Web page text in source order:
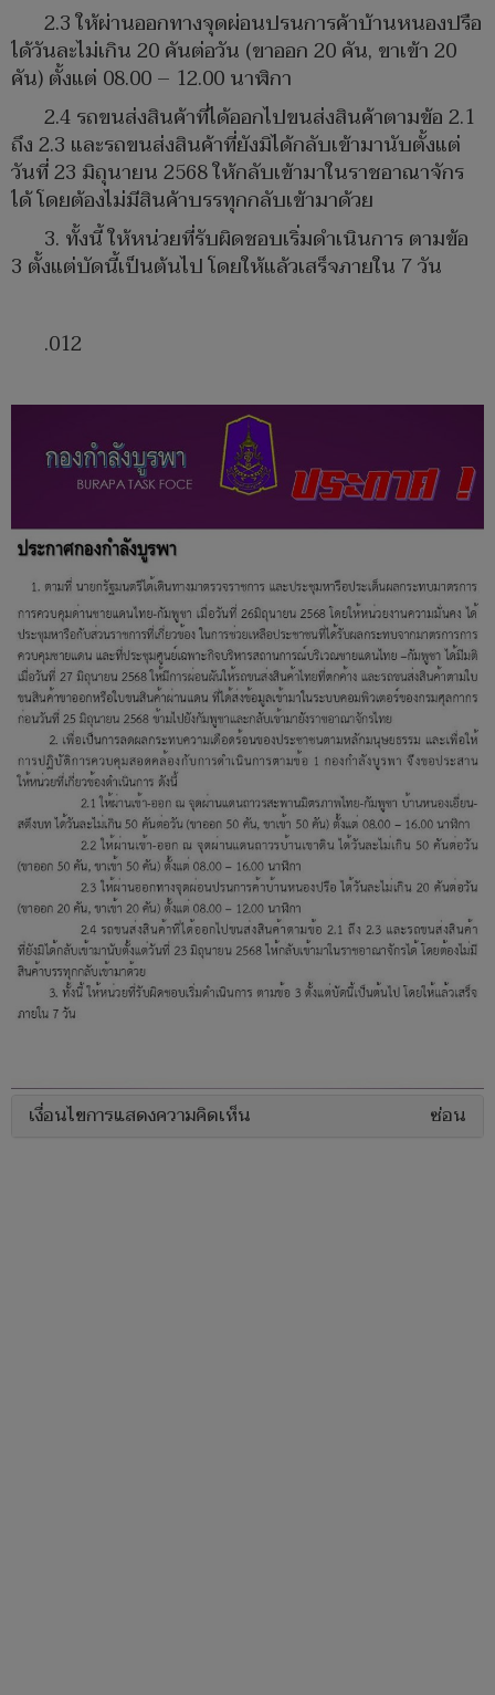
2.3 ให้ผ่านออกทางจุดผ่อนปรนการค้าบ้านหนองปรือ
ได้วันละไม่เกิน 20 คันต่อวัน (ขาออก 20 คัน, ขาเข้า 20
คัน) ตั้งแต่ 08.00 – 12.00 นาฬิกา
2.4 รถขนส่งสินค้าที่ได้ออกไปขนส่งสินค้าตามข้อ 2.1
ถึง 2.3 และรถขนส่งสินค้าที่ยังมิได้กลับเข้ามานับตั้งแต่
วันที่ 23 มิถุนายน 2568 ให้กลับเข้ามาในราชอาณาจักร
ได้ โดยต้องไม่มีสินค้าบรรทุกกลับเข้ามาด้วย
3. ทั้งนี้ ให้หน่วยที่รับผิดชอบเริ่มดำเนินการ ตามข้อ
3 ตั้งแต่บัดนี้เป็นต้นไป โดยให้แล้วเสร็จภายใน 7 วัน
.012
เงื่อนไขการแสดงความคิดเห็น ซ่อน